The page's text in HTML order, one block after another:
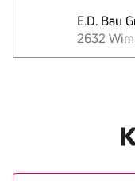
E.D. Bau
2632